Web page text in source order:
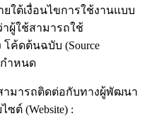
ยใต้เงื่อนไขการใช้งานแบบ
าผู้ใช้สามารถใช้
โค้ดต้นฉบับ (Source
กำหนด
ามารถติดต่อกับทางผู้พัฒนา
ต์ (Website) :